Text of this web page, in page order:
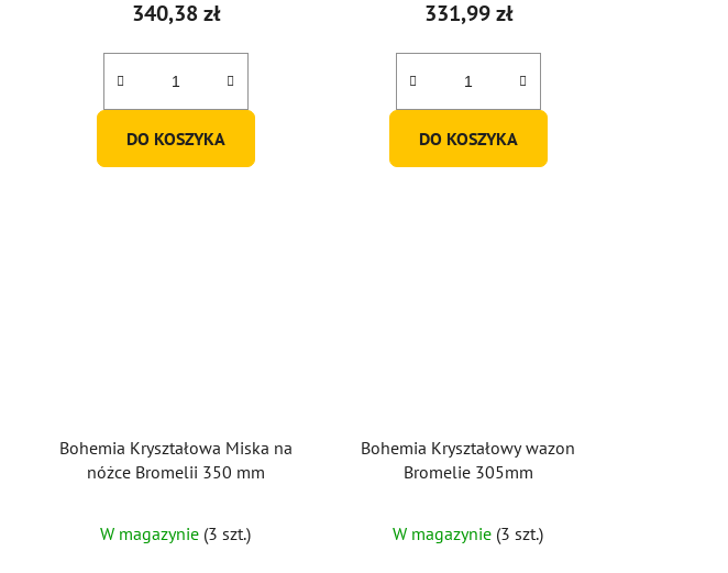
340,38 zł
DO KOSZYKA
4,5
na
gwiazdek.
331,99 zł
DO KOSZYKA
Bohemia Kryształowa Miska na
nóżce Bromelii 350 mm
W magazynie (3 szt.)
Bohemia Kryształowy wazon
Bromelie 305mm
W magazynie (3 szt.)